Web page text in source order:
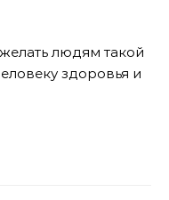
людям такой
здоровья и